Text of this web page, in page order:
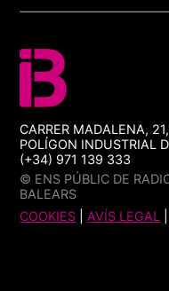
CARRER MADALENA,
POLÍGON INDUSTRIAL
(+34) 971 139 333
© ENS PÚBLIC DE
BALEARS
COOKIES |AVÍS LEGAL